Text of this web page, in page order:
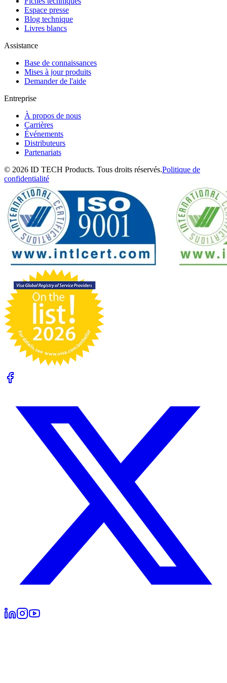
Espace presse
Blog technique
Livres blancs
Assistance
Base de connaissances
Mises à jour produits
Demander de l'aide
Entreprise
À propos de nous
Carrières
Événements
Distributeurs
Partenariats
© 2026 ID TECH Products. Tous droits réservés.Politique de
confidentialité